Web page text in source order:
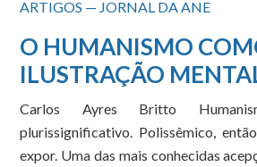
ARTIGOS — JORNAL DA ANE
O HUMANISMO
ILUSTRAÇÃO
Carlos Ayres Britto
plurissignificativo. Polissêmico,
expor. Uma das mais conhecidas